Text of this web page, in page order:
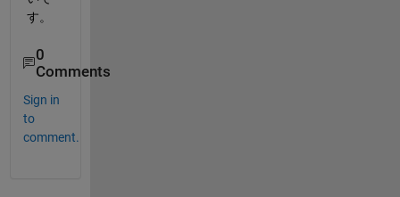
す。
0
Comments
Sign in
to
comment.